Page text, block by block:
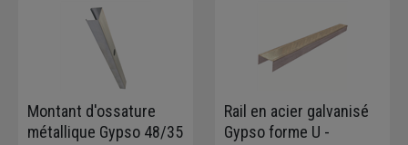
Montant d'ossature
métallique Gypso 48/35
Rail en acier galvanisé
Gypso forme U -